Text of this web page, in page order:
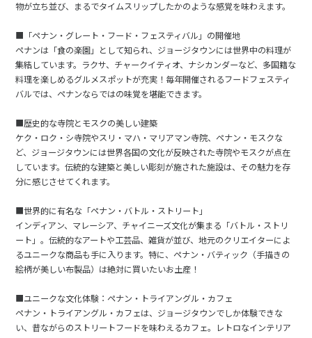
物が立ち並び、まるでタイムスリップしたかのような感覚を味わえます。
■「ペナン・グレート・フード・フェスティバル」の開催地
ペナンは「食の楽園」として知られ、ジョージタウンには世界中の料理が
集結しています。ラクサ、チャークイティオ、ナシカンダーなど、多国籍な
料理を楽しめるグルメスポットが充実！毎年開催されるフードフェスティ
バルでは、ペナンならではの味覚を堪能できます。
■歴史的な寺院とモスクの美しい建築
ケク・ロク・シ寺院やスリ・マハ・マリアマン寺院、ペナン・モスクな
ど、ジョージタウンには世界各国の文化が反映された寺院やモスクが点在
しています。伝統的な建築と美しい彫刻が施された施設は、その魅力を存
分に感じさせてくれます。
■世界的に有名な「ペナン・バトル・ストリート」
インディアン、マレーシア、チャイニーズ文化が集まる「バトル・ストリ
ート」。伝統的なアートや工芸品、雑貨が並び、地元のクリエイターによ
るユニークな商品も手に入ります。特に、ペナン・バティック（手描きの
絵柄が美しい布製品）は絶対に買いたいお土産！
■ユニークな文化体験：ペナン・トライアングル・カフェ
ペナン・トライアングル・カフェは、ジョージタウンでしか体験できな
い、昔ながらのストリートフードを味わえるカフェ。レトロなインテリア